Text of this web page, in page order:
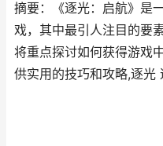
摘要：《逐光：启航》是
戏，其中最引人注目的要
将重点探讨如何获得游戏
供实用的技巧和攻略,逐光